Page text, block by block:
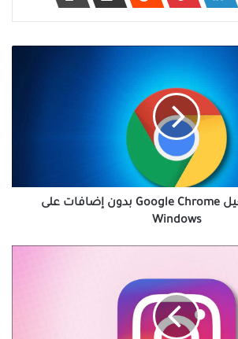
كيفية بدء تشغيل Google Chrome بدون إضافات على
Windows